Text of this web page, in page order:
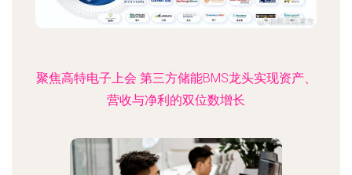
聚焦高特电子上会 第三方储能BMS龙头实现资产、
营收与净利的双位数增长